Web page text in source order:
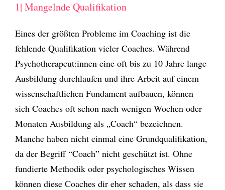
1| Mangelnde Qualifikation
Eines der größten Probleme im Coaching ist die
fehlende Qualifikation vieler Coaches. Während
Psychotherapeut:innen eine oft bis zu 10 Jahre lange
Ausbildung durchlaufen und ihre Arbeit auf einem
wissenschaftlichen Fundament aufbauen, können
sich Coaches oft schon nach wenigen Wochen oder
Monaten Ausbildung als „Coach“ bezeichnen.
Manche haben nicht einmal eine Grundqualifikation,
da der Begriff “Coach” nicht geschützt ist. Ohne
fundierte Methodik oder psychologisches Wissen
können diese Coaches dir eher schaden, als dass sie